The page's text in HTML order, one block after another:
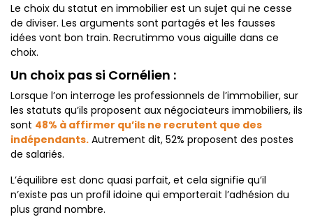
Le choix du statut en immobilier est un sujet qui ne cesse
de diviser. Les arguments sont partagés et les fausses
idées vont bon train. Recrutimmo vous aiguille dans ce
choix.
Un choix pas si Cornélien :
Lorsque l’on interroge les professionnels de l’immobilier, sur
les statuts qu’ils proposent aux négociateurs immobiliers, ils
sont 48% à affirmer qu’ils ne recrutent que des
indépendants. Autrement dit, 52% proposent des postes
de salariés.
L’équilibre est donc quasi parfait, et cela signifie qu’il
n’existe pas un profil idoine qui emporterait l’adhésion du
plus grand nombre.